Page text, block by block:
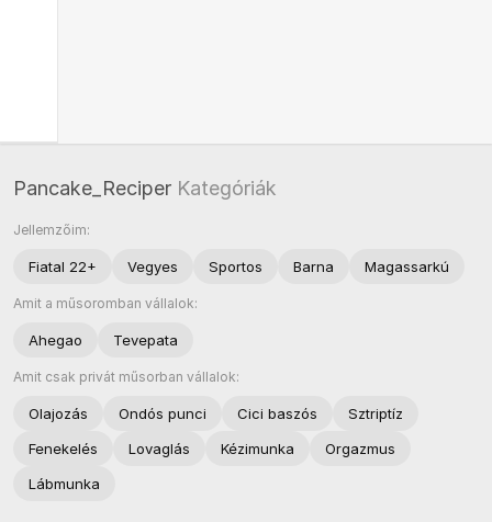
Pancake_Reciper Kategóriák
Jellemzőim:
Fiatal 22+ Vegyes Sportos Barna Magassarkú
Amit a műsoromban vállalok:
Ahegao Tevepata
Amit csak privát műsorban vállalok:
Olajozás Ondós punci Cici baszós
Sztriptíz
Fenekelés
Lovaglás Kézimunka
Orgazmus
Lábmunka